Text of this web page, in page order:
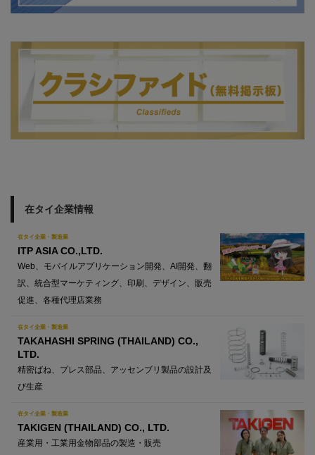
在タイ企業情報
在タイ企業・製造業
ITP ASIA CO.,LTD.
Web、モバイルアプリケーション開発、AI開発、翻
訳、統合型マーケティング、印刷、デザイン、販売
促進、各種代理店業務
在タイ企業・製造業
TAKAHASHI SPRING (THAILAND) CO.,
LTD.
精密ばね、プレス部品、アッセンブリ製品の設計及
び生産
在タイ企業・製造業
TAKIGEN (THAILAND) CO., LTD.
産業用・工業用金物部品の製造・販売